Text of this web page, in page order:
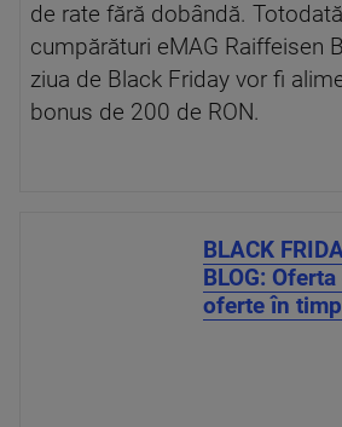
de rate fără dobândă.
cumpărături eMAG Raiffeisen
ziua de Black Friday vor fi
bonus de 200 de RON.
BLACK
BLOG:
oferte în timp